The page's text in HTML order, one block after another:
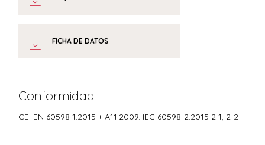
FICHA DE DATOS
Conformidad
CEI EN 60598-1:2015 + A11:2009. IEC 60598-2:2015 2-1, 2-2